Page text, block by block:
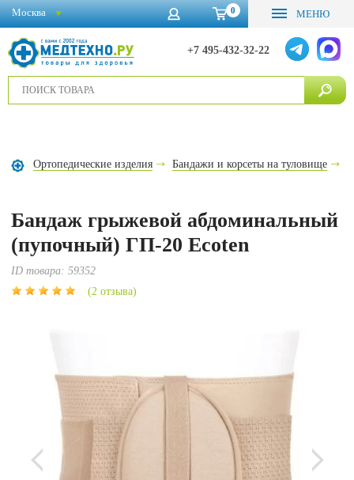
0 МЕНЮ
+7 495-432-32-22
Москва
Ортопедические изделия Бандажи и корсеты на туловище
Бандаж грыжевой абдоминальный
(пупочный) ГП-20 Ecoten
ID товара:59352
(2 отзыва)